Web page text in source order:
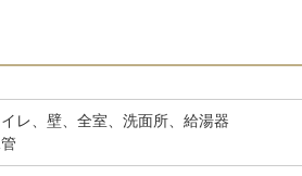
レ、壁、全室、洗面所、給湯器